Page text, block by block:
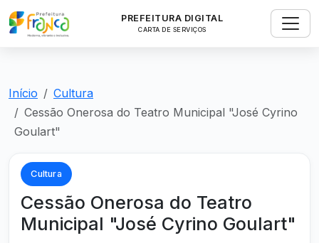
PREFEITURA DIGITAL
CARTA DE SERVIÇOS
Início
Cultura
Cessão Onerosa do Teatro Municipal "José Cyrino
Goulart"
Cultura
Cessão Onerosa do Teatro
Municipal "José Cyrino Goulart"